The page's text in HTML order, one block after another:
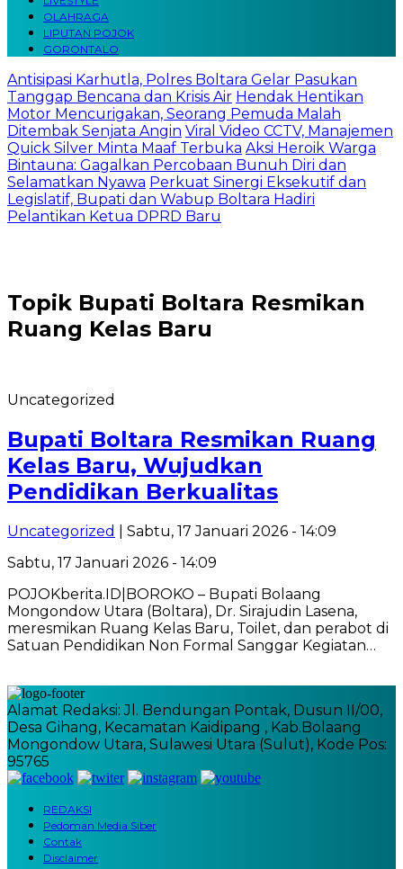
OLAHRAGA
LIPUTAN POJOK
GORONTALO
Antisipasi Karhutla, Polres Boltara Gelar Pasukan
Tanggap Bencana dan Krisis Air Hendak Hentikan
Motor Mencurigakan, Seorang Pemuda Malah
Ditembak Senjata Angin Viral Video CCTV, Manajemen
Quick Silver Minta Maaf Terbuka Aksi Heroik Warga
Bintauna: Gagalkan Percobaan Bunuh Diri dan
Selamatkan Nyawa Perkuat Sinergi Eksekutif dan
Legislatif, Bupati dan Wabup Boltara Hadiri
Pelantikan Ketua DPRD Baru
Topik Bupati Boltara Resmikan
Ruang Kelas Baru
Uncategorized
Bupati Boltara Resmikan Ruang
Kelas Baru, Wujudkan
Pendidikan Berkualitas
Uncategorized
| Sabtu, 17 Januari 2026 - 14:09
Sabtu, 17 Januari 2026 - 14:09
POJOKberita.ID|BOROKO – Bupati Bolaang
Mongondow Utara (Boltara), Dr. Sirajudin Lasena,
meresmikan Ruang Kelas Baru, Toilet, dan perabot di
Satuan Pendidikan Non Formal Sanggar Kegiatan…
Alamat Redaksi: Jl. Bendungan Pontak, Dusun II/00,
Desa Gihang, Kecamatan Kaidipang , Kab.Bolaang
Mongondow Utara, Sulawesi Utara (Sulut), Kode Pos:
95765
REDAKSI
Pedoman Media Siber
Contak
Disclaimer